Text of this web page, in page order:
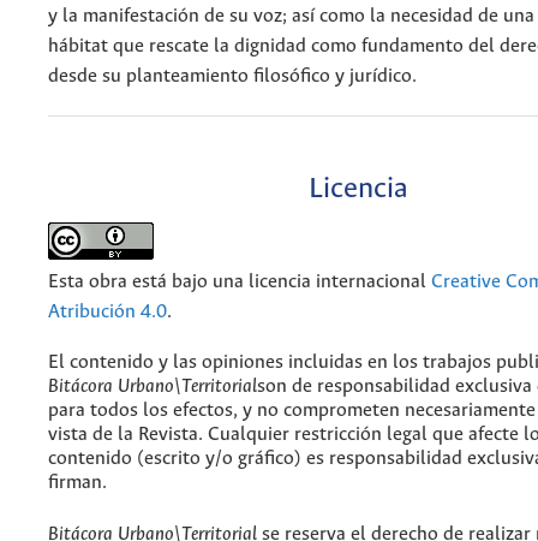
y la manifestación de su voz; así como la necesidad de
hábitat que rescate la dignidad como fundamento del
desde su planteamiento filosófico y jurídico.
Licencia
Esta obra está bajo una licencia internacional Creative
Atribución 4.0.
El contenido y las opiniones incluidas en los trabajos
Bitácora Urbano\Territorialson de responsabilidad exclusiva
para todos los efectos, y no comprometen
vista de la Revista. Cualquier restricción legal que afecte
contenido (escrito y/o gráfico) es responsabilidad
firman.
Bitácora Urbano\Territorial se reserva el derecho de realizar